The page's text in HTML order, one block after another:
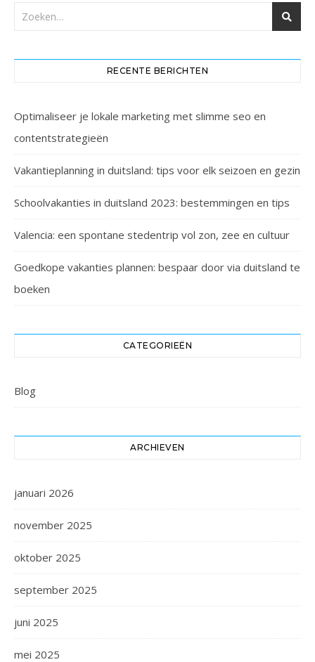
RECENTE BERICHTEN
Optimaliseer je lokale marketing met slimme seo en
contentstrategieën
Vakantieplanning in duitsland: tips voor elk seizoen en gezin
Schoolvakanties in duitsland 2023: bestemmingen en tips
Valencia: een spontane stedentrip vol zon, zee en cultuur
Goedkope vakanties plannen: bespaar door via duitsland te
boeken
CATEGORIEËN
Blog
ARCHIEVEN
januari 2026
november 2025
oktober 2025
september 2025
juni 2025
mei 2025